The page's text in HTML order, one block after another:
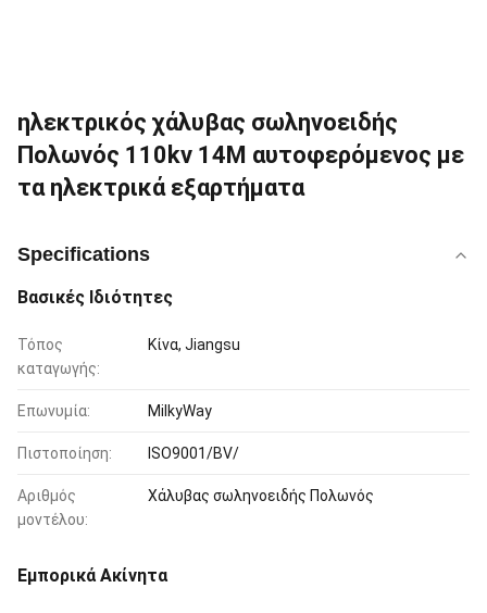
ηλεκτρικός χάλυβας σωληνοειδής
Πολωνός 110kv 14M αυτοφερόμενος με
τα ηλεκτρικά εξαρτήματα
Specifications
Βασικές Ιδιότητες
Τόπος
καταγωγής:
Κίνα, Jiangsu
Επωνυμία: MilkyWay
Πιστοποίηση: ISO9001/BV/
Αριθμός
μοντέλου:
Χάλυβας σωληνοειδής Πολωνός
Εμπορικά Ακίνητα